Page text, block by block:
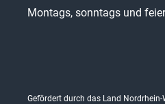
Montags, sonntags und
Gefördert durch das Land Nordrhein-